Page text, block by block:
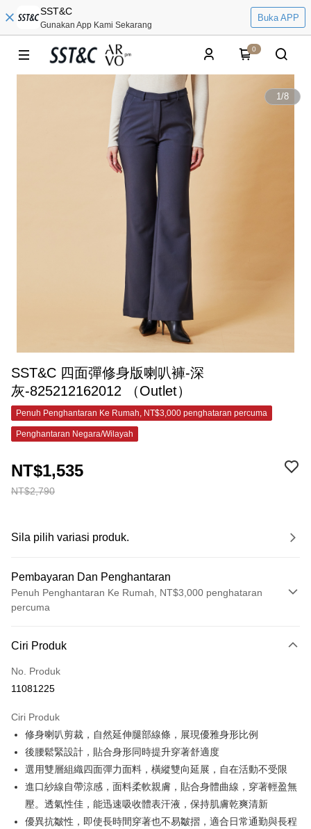
SST&C
Gunakan App Kami Sekarang
Buka APP
0
1/8
SST&C 四面彈修身版喇叭褲-深
灰-825212162012 （Outlet）
Penuh Penghantaran Ke Rumah, NT$3,000 penghataran percuma
Penghantaran Negara/Wilayah
NT$2,790
NT$1,535
Sila pilih variasi produk.
Pembayaran Dan Penghantaran
Penuh Penghantaran Ke Rumah, NT$3,000 penghataran
percuma
Kad Kredit (Bayaran Penuh)
Ansuran Kad Kredit
Taiwan Cooperative Bank
Hua Nan Commercial
Bank
Chang Hwa Commercial
Bank
The Shanghai
Commercial & Savings
Bank
Bank Komersial Taipei
Fubon
Bank Cathay United
Mega International
Commercial Bank
6 ansuran pada kadar faedah 0,
ansuran
21 Bank
Taiwan Cooperative Bank
Bank Komersial Pertama
Hua Nan Commercial Bank
Chang Hwa Commercial Bank
The Shanghai Commercial &
Savings Bank
Bank Komersial Taipei Fubon
Bank Cathay United
Mega International Commercial
LINE Pay
Apple Pay
JKOPAY
Ciri Produk
No. Produk
11081225
Ciri Produk
修身喇叭剪裁，自然延伸腿部線條，展現優雅身形比例
後腰鬆緊設計，貼合身形同時提升穿著舒適度
選用雙層組織四面彈力面料，橫縱雙向延展，自在活動不受限
進口紗線自帶涼感，面料柔軟親膚，貼合身體曲線，穿著輕盈無
壓。透氣性佳，能迅速吸收體表汗液，保持肌膚乾爽清新
優異抗皺性，即使長時間穿著也不易皺摺，適合日常通勤與長程